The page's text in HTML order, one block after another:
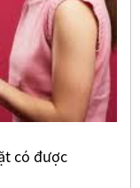
có được